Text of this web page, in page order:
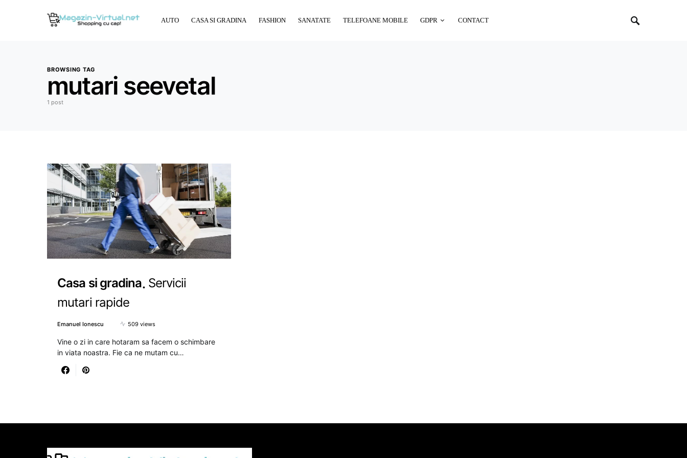
AUTO CASA SI GRADINA FASHION SANATATE TELEFOANE MOBILE GDPR CONTACT
BROWSING TAG
mutari seevetal
1 post
Casa si gradina Servicii
mutari rapide
Emanuel Ionescu 509 views
Vine o zi in care hotaram sa facem o schimbare
in viata noastra. Fie ca ne mutam cu…